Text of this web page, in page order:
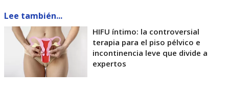
Lee también...
HIFU íntimo: la controversial
terapia para el piso pélvico e
incontinencia leve que divide a
expertos